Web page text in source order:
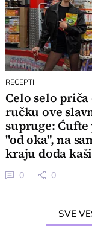
RECEPTI
Celo selo priča
ručku ove
supruge: Ćufte
"od oka", na
kraju doda
nečega
0 0
SVE